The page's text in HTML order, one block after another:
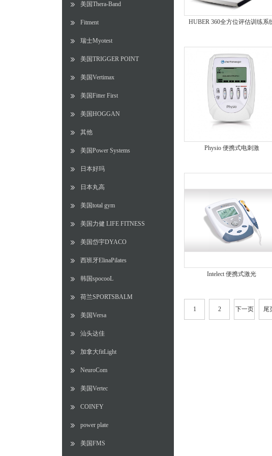
美国Thera-Band
Fitment
瑞士Myotest
美国TRIGGER POINT
美国Vertimax
美国Fitter First
美国HOGGAN
其他
美国Power Systems
日本好玛
日本丸高
美国total gym
美国力健 LIFE FITNESS
美国岱宇DYACO
西班牙ElinaPilates
韩国spocooL
荷兰SPORTSBALM
美国Versa
汕头达佳
加拿大fitLight
NeuroCom
美国Vertec
COINFY
power plate
美国FMS
HUBER 360全方位评估训练系
Physio 便携式电刺激
Intelect 便携式激光
1 2 下一页 尾